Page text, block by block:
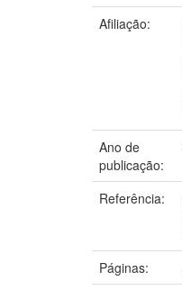
Afiliação:
Ano de
publicação:
Referência:
Páginas: